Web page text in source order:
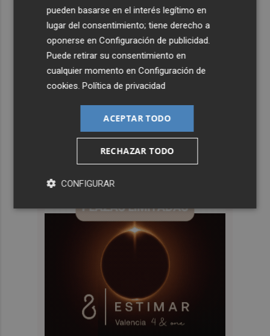
pueden basarse en el interés legítimo en
lugar del consentimiento; tiene derecho a
oponerse enConfiguración de publicidad.
Puede retirar su consentimiento en
cualquier momento enConfiguración de
cookies.Política de privacidad
ACEPTAR TODO
RECHAZAR TODO
CONFIGURAR